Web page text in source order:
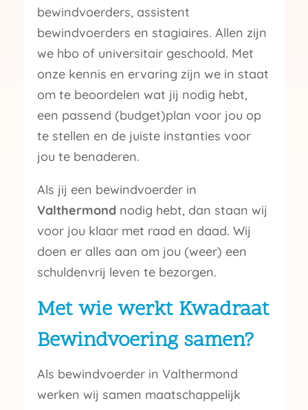
bewindvoerders, assistent
bewindvoerders en stagiaires. Allen zijn
we hbo of universitair geschoold. Met
onze kennis en ervaring zijn we in staat
om te beoordelen wat jij nodig hebt,
een passend (budget)plan voor jou op
te stellen en de juiste instanties voor
jou te benaderen.
Als jij een bewindvoerder in
Valthermond nodig hebt, dan staan wij
voor jou klaar met raad en daad. Wij
doen er alles aan om jou (weer) een
schuldenvrij leven te bezorgen.
Met wie werkt Kwadraat
Bewindvoering samen?
Als bewindvoerder in Valthermond
werken wij samen maatschappelijk